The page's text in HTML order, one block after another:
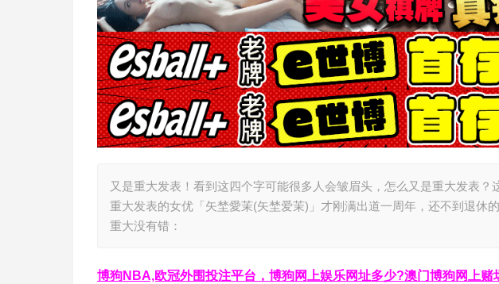
又是重大发表！看到这四个字可能很多人会皱眉头，怎么又是重大发表
重大发表的女优「矢埜愛茉(矢埜爱茉)」才刚满出道一周年，还不到退休
重大没有错：
博狗NBA,欧冠外围投注平台，博狗网上娱乐网址多少?澳门博狗网上